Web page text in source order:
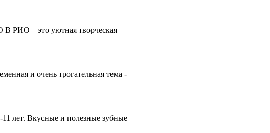
– это уютная творческая
и очень трогательная тема -
лет. Вкусные и полезные зубные